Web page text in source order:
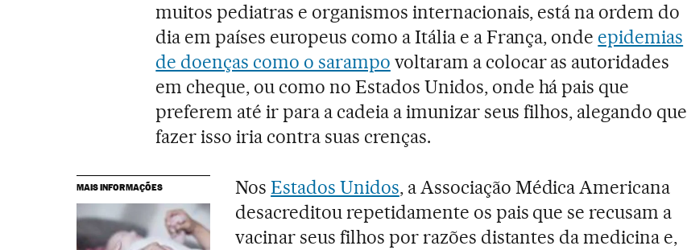
muitos pediatras e organismos internacionais, está na ordem do
dia em países europeus como a Itália e a França, onde epidemias
de doenças como o sarampo voltaram a colocar as autoridades
em cheque, ou como no Estados Unidos, onde há pais que
preferem até ir para a cadeia a imunizar seus filhos, alegando que
fazer isso iria contra suas crenças.
MAIS INFORMAÇÕES NosEstados Unidos, a Associação Médica Americana
desacreditou repetidamente os pais que se recusam a
vacinar seus filhos por razões distantes da medicina e,